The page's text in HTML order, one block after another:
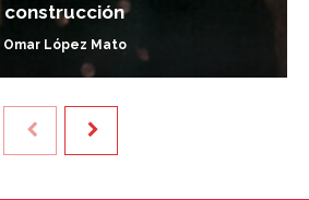
construcción
Omar López Mato